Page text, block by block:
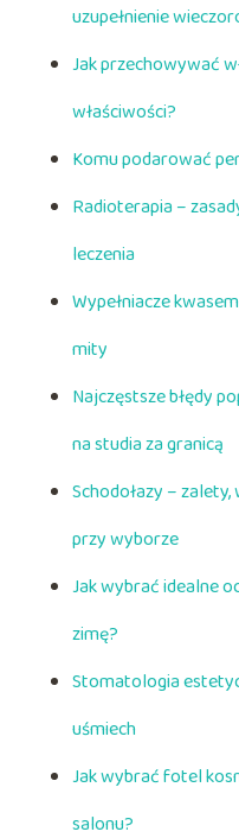
uzupełnienie
Jak przechowywać
właściwości?
Komu podarować
Radioterapia –
leczenia
Wypełniacze
mity
Najczęstsze błędy
na studia za granicą
Schodołazy –
przy wyborze
Jak wybrać idealne
zimę?
Stomatologia
uśmiech
Jak wybrać fotel
salonu?